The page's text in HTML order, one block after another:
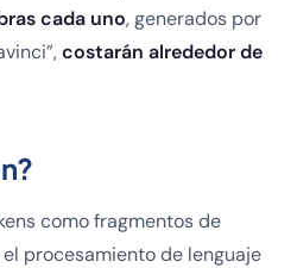
cada uno, generados por
costarán alrededor de
como fragmentos de
procesamiento de lenguaje